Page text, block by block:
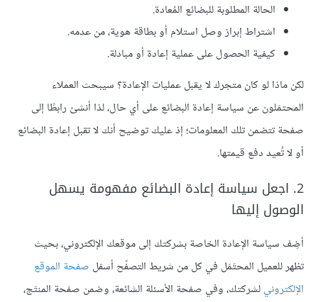
الحالة المطلوبة للبضائع المُعادة.
اشتراط إبراز وصل استلام أو بطاقة هوية، من عدمه.
كيفية الحصول على عملية إعادة أو مبادلة.
لكن ماذا لو كان متجرك لا يقبل عمليات الإعادة؟ سيبحث العملاء
المحتمَلون عن سياسة إعادة البضائع على أي حال، لذا أنشئ رابطًا إلى
صفحة تتضمن تلك المعلومات؛ إذ عليك توضيح أنك لا تقبل إعادة البضائع
أو لا تُعيد دفع قيمتها.
2. اجعل سياسة إعادة البضائع مفهومة يسهل
الوصول إليها
أضِف سياسة الإعادة الخاصة بشركتك إلى موقعك الإلكتروني، بحيث
تظهر للعميل المحتَمَل في كل من شريط التصفّح أسفل صفحة الموقع
الإلكترونيلشركتك، وفي صفحة الأسئلة الشائعة، وضمن صفحة المنتَج،